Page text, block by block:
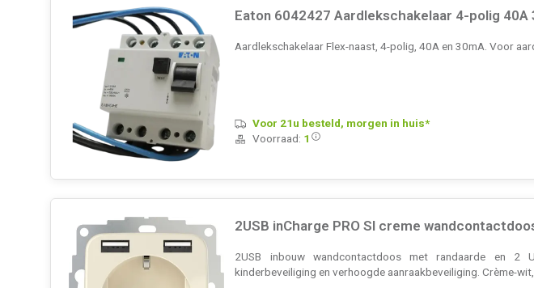
Eaton 6042427 Aardlekschakelaar 4-polig 40A
Aardlekschakelaar Flex-naast, 4-polig, 40A en 30mA. Voor
Voor 21u besteld, morgen in huis*
Voorraad: 1
2USB inCharge PRO SI creme
2USB inbouw wandcontactdoos met randaarde en 2
kinderbeveiliging en verhoogde aanraakbeveiliging. Crème-